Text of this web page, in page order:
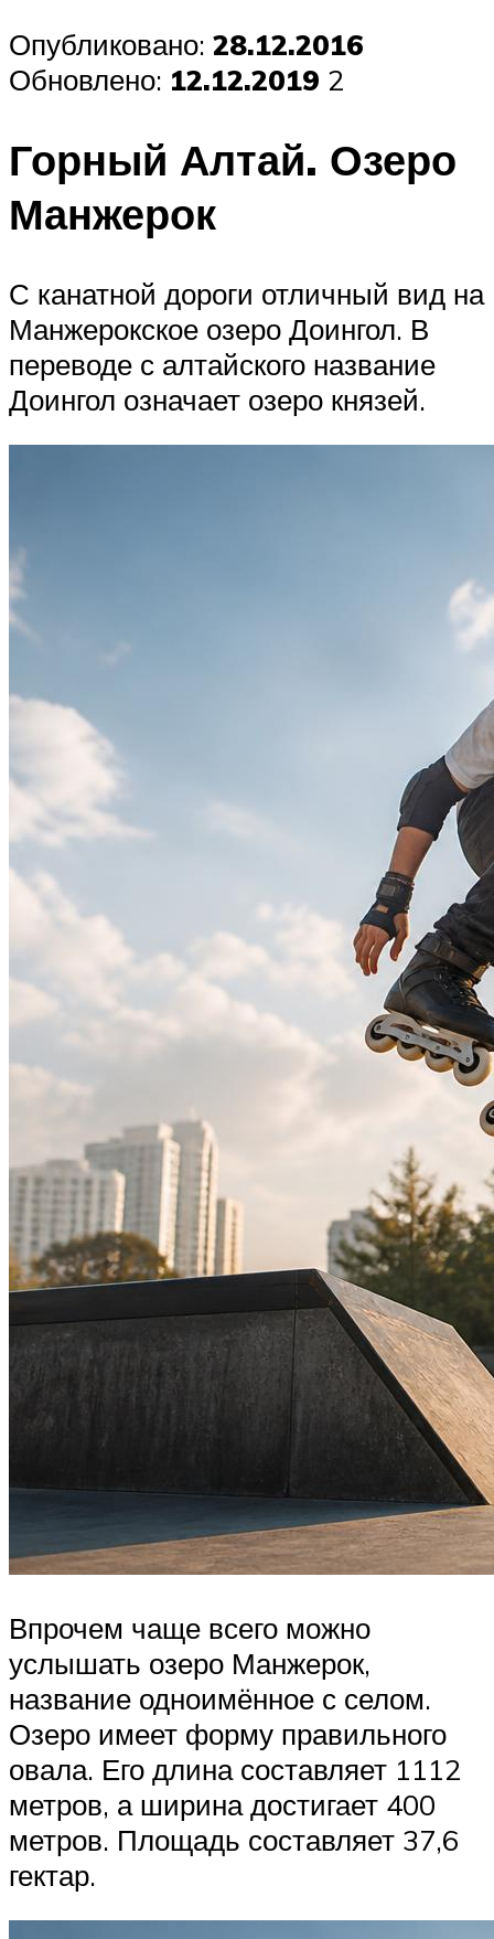
Опубликовано: 28.12.2016
Обновлено: 12.12.2019 2
Горный Алтай. Озеро
Манжерок
С канатной дороги отличный вид на
Манжерокское озеро Доингол. В
переводе с алтайского название
Доингол означает озеро князей.
Впрочем чаще всего можно
услышать озеро Манжерок,
название одноимённое с селом.
Озеро имеет форму правильного
овала. Его длина составляет 1112
метров, а ширина достигает 400
метров. Площадь составляет 37,6
гектар.